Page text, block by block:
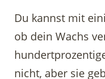
Du kannst mit
ob dein Wachs
nicht, aber sie